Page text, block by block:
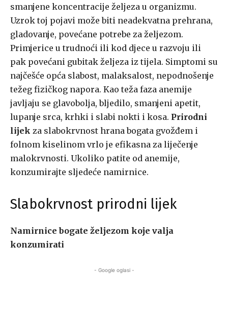
smanjene koncentracije željeza u organizmu.
Uzrok toj pojavi može biti neadekvatna prehrana,
gladovanje, povećane potrebe za željezom.
Primjerice u trudnoći ili kod djece u razvoju ili
pak povećani gubitak željeza iz tijela. Simptomi su
najčešće opća slabost, malaksalost, nepodnošenje
težeg fizičkog napora. Kao teža faza anemije
javljaju se glavobolja, bljedilo, smanjeni apetit,
lupanje srca, krhki i slabi nokti i kosa. Prirodni
lijek za slabokrvnost hrana bogata gvožđem i
folnom kiselinom vrlo je efikasna za liječenje
malokrvnosti. Ukoliko patite od anemije,
konzumirajte sljedeće namirnice.
Slabokrvnost prirodni lijek
Namirnice bogate željezom koje valja
konzumirati
- Google oglasi -